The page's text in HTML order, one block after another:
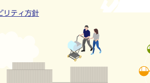
リティ方針